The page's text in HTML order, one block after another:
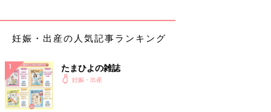
サイズ
母子手帳のサイズは大半の自治体では「11cm×15cm」ですが、
一部自治体ではもっと大きいサイズがあります。事前に自分の母
子手帳のサイズを図っておきましょう。
母子手帳ケースの目安のサイズは3つあります。
妊娠・出産の人気記事ランキング
たまひよの雑誌
妊娠・出産